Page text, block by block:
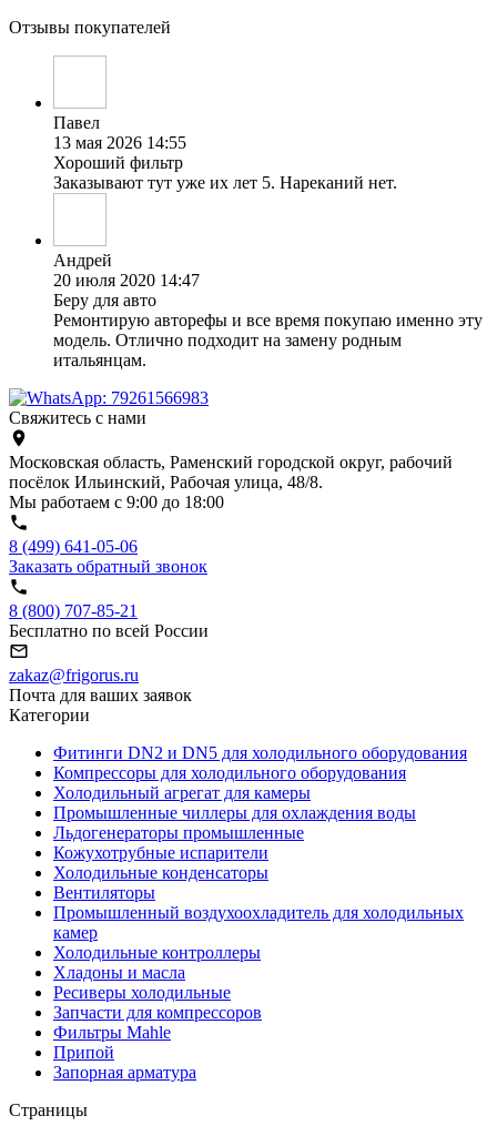
Отзывы покупателей
Павел
13 мая 2026 14:55
Хороший фильтр
Заказывают тут уже их лет 5. Нареканий нет.
Андрей
20 июля 2020 14:47
Беру для авто
Ремонтирую авторефы и все время покупаю именно эту
модель. Отлично подходит на замену родным
итальянцам.
Свяжитесь с нами
Московская область, Раменский городской округ, рабочий
посёлок Ильинский, Рабочая улица, 48/8.
Мы работаем с 9:00 до 18:00
8 (499) 641-05-06
Заказать обратный звонок
8 (800) 707-85-21
Бесплатно по всей России
zakaz@frigorus.ru
Почта для ваших заявок
Категории
Фитинги DN2 и DN5 для холодильного оборудования
Компрессоры для холодильного оборудования
Холодильный агрегат для камеры
Промышленные чиллеры для охлаждения воды
Льдогенераторы промышленные
Кожухотрубные испарители
Холодильные конденсаторы
Вентиляторы
Промышленный воздухоохладитель для холодильных
камер
Холодильные контроллеры
Хладоны и масла
Ресиверы холодильные
Запчасти для компрессоров
Фильтры Mahle
Припой
Запорная арматура
Страницы